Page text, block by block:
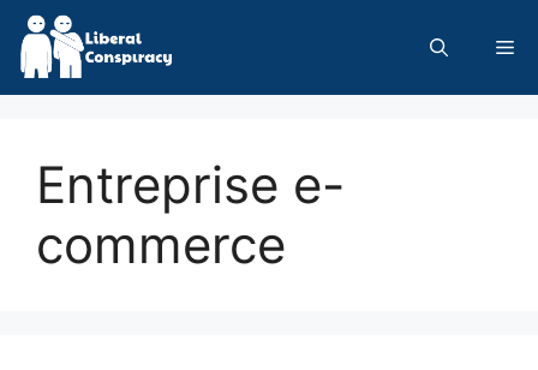
Skip
content
Entreprise e-
commerce